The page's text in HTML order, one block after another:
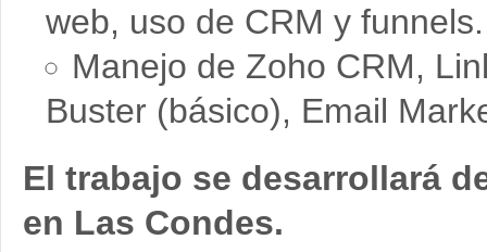
web, uso de CRM y funnels.
Manejo de Zoho CRM,
Buster (básico), Email
El trabajo se desarrollará
en Las Condes.